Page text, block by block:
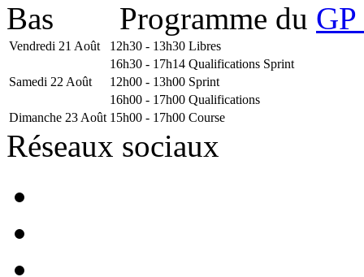
Programme du
Vendredi 21 Août 12h30 - 13h30 Libres
16h30 - 17h14 Qualifications Sprint
Samedi 22 Août
12h00 - 13h00 Sprint
16h00 - 17h00 Qualifications
Dimanche 23 Août 15h00 - 17h00 Course
Réseaux sociaux